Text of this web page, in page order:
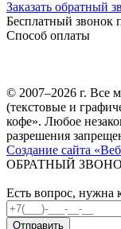
Заказать обратный
Бесплатный звонок
Способ оплаты
© 2007–2026 г. Все
(текстовые и
кофе». Любое
разрешения
Создание сайта
ОБРАТНЫЙ
Есть вопрос, нужна